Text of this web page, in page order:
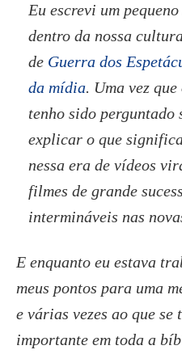
Eu escrevi um
dentro da nossa
de Guerra dos
da mídia. Uma vez
tenho sido perguntado
explicar o que
nessa era de vídeos
filmes de grande
intermináveis nas
E enquanto eu estava
meus pontos para uma
e várias vezes ao que
importante em toda a